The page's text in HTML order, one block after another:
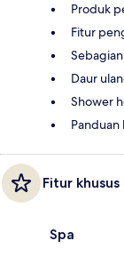
Produk
Fitur
Daur
Shower
Fitur khusus
Spa